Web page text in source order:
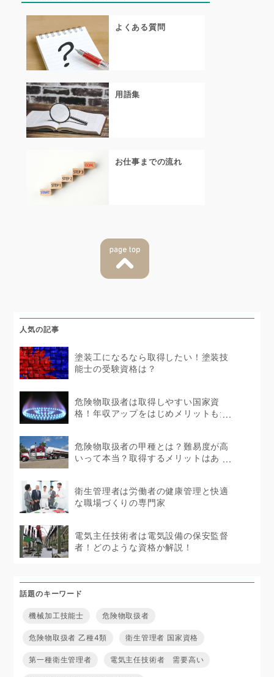
よくある質問
用語集
お仕事までの流れ
人気の記事
塗装工になるなら取得したい！塗装技
能士の受験資格は？
危険物取扱者は取得しやすい国家資
格！年収アップをはじめメリットもた
危険物取扱者の甲種とは？難易度が高
いって本当？取得するメリットはある
衛生管理者は労働者の健康管理と快適
な職場づくりの専門家
電気主任技術者は電気設備の保安監督
者！どのような資格か解説！
話題のキーワード
機械加工技能士 危険物取扱者
危険物取扱者 乙種4類 衛生管理者 国家資格
第一種衛生管理者 電気主任技術者 需要高い